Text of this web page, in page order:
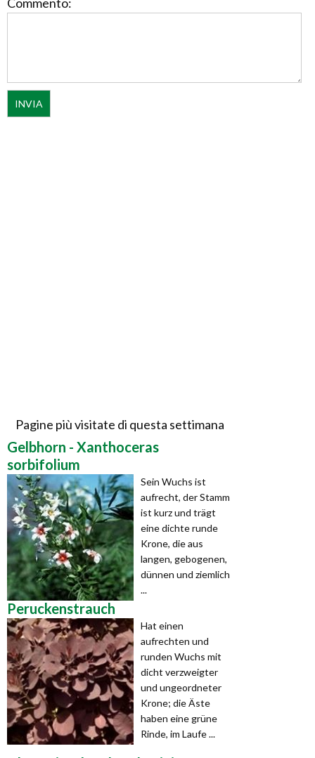
Pagine più visitate di questa settimana
Gelbhorn - Xanthoceras
sorbifolium
Sein Wuchs ist
aufrecht, der Stamm
ist kurz und trägt
eine dichte runde
Krone, die aus
langen, gebogenen,
dünnen und ziemlich
...
Peruckenstrauch
Hat einen
aufrechten und
runden Wuchs mit
dicht verzweigter
und ungeordneter
Krone; die Äste
haben eine grüne
Rinde, im Laufe ...